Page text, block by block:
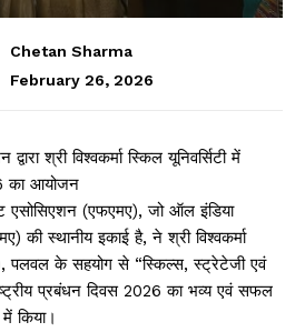
Chetan Sharma
February 26, 2026
श्री विश्वकर्मा स्किल यूनिवर्सिटी में
का आयोजन
एसोसिएशन (एफएमए), जो ऑल इंडिया
की स्थानीय इकाई है, ने श्री विश्वकर्मा
पलवल के सहयोग से “स्किल्स, स्ट्रेटेजी एवं
प्रबंधन दिवस 2026 का भव्य एवं सफल
किया।